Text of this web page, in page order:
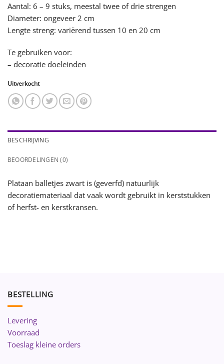
Aantal: 6 – 9 stuks, meestal twee of drie strengen
Diameter: ongeveer 2 cm
Lengte streng: variërend tussen 10 en 20 cm
Te gebruiken voor:
– decoratie doeleinden
Uitverkocht
BESCHRIJVING
BEOORDELINGEN (0)
Plataan balletjes zwart is (geverfd) natuurlijk
decoratiemateriaal dat vaak wordt gebruikt in kerststukken
of herfst- en kerstkransen.
BESTELLING
Levering
Voorraad
Toeslag kleine orders